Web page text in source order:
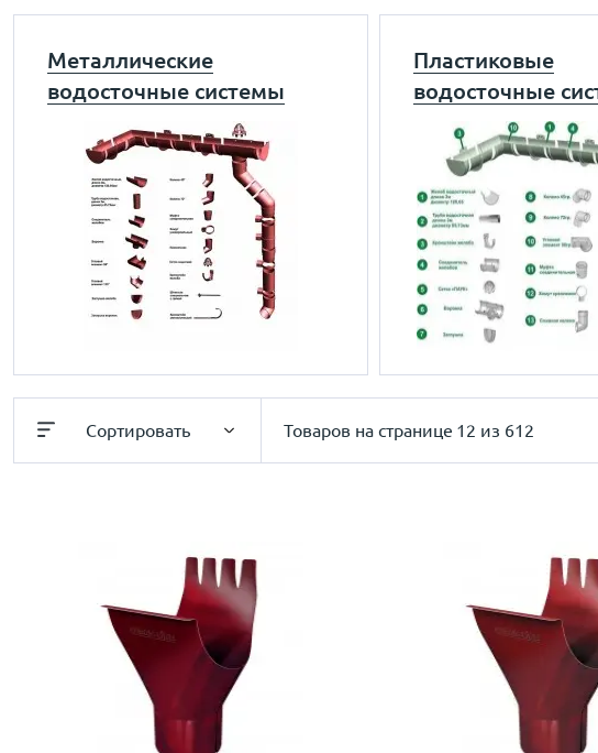
Металлические
водосточные системы
Пластиковые
водосточные
Сортировать Товаров на странице 12 из 612